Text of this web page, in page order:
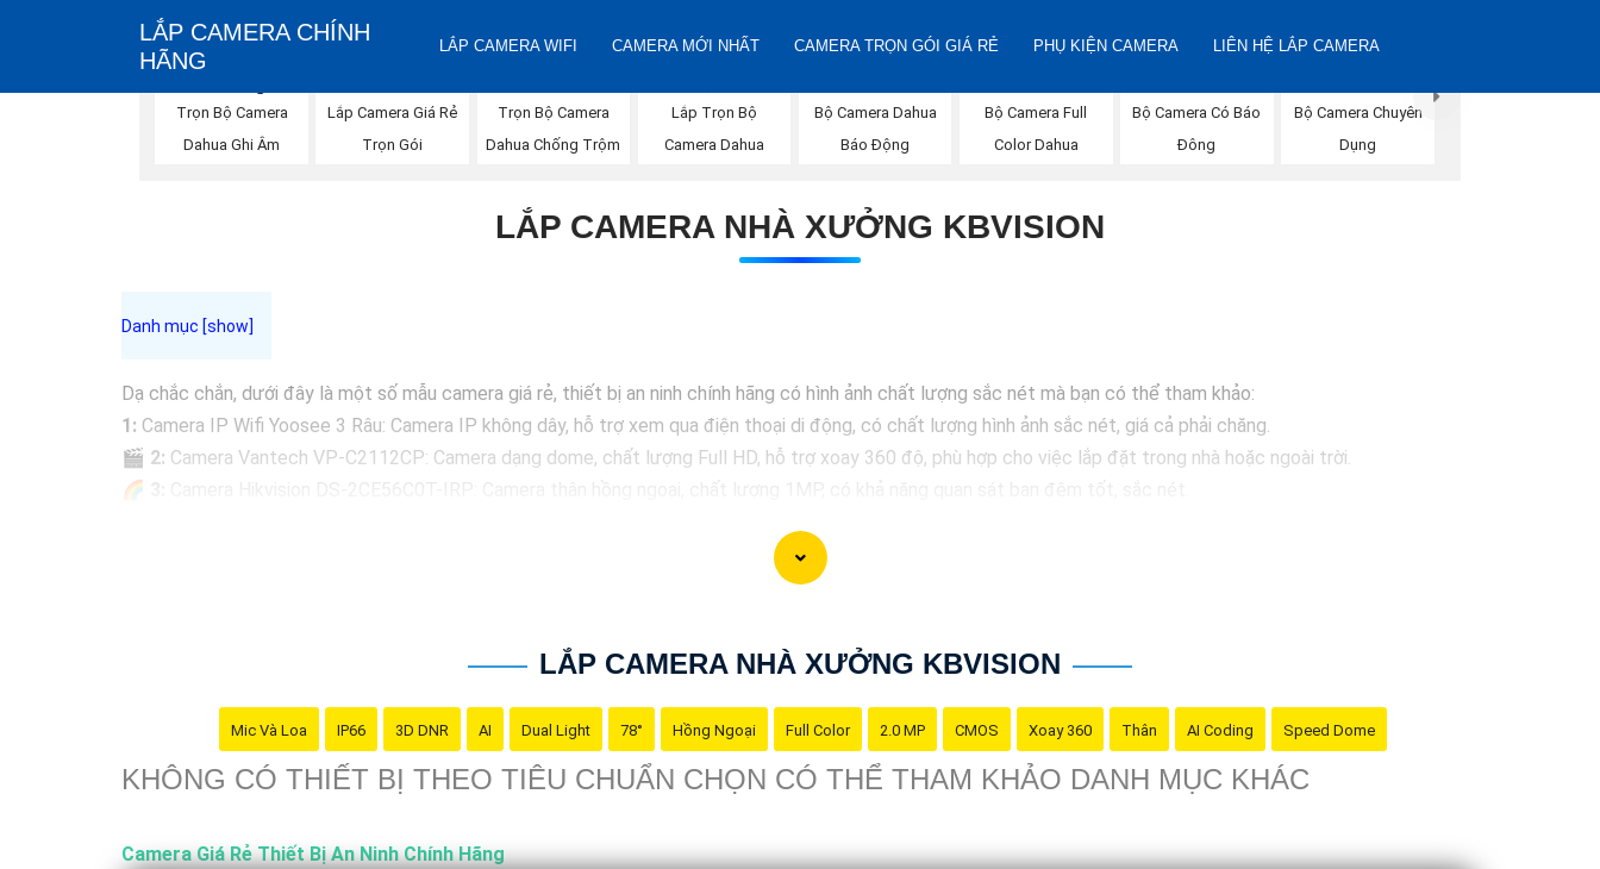
LẮP CAMERA CHÍNH
HÃNG
LẮP CAMERA WIFI CAMERA MỚI NHẤT CAMERA TRỌN GÓI GIÁ RẺ PHỤ KIỆN CAMERA LIÊN HỆ LẮP CAMERA
Trọn Bộ Camera
Dahua Ghi Âm
Lắp Camera Giá Rẻ
Trọn Gói
Trọn Bộ Camera
Dahua Chống Trộm
Lắp Trọn Bộ
Camera Dahua
Bộ Camera Dahua
Báo Động
Bộ Camera Full
Color Dahua
Bộ Camera Có Báo
Đông
Bộ Camera Chuyên
Dụng
LẮP CAMERA NHÀ XƯỞNG KBVISION
Dạ chắc chắn, dưới đây là một số mẫu camera giá rẻ, thiết bị an ninh chính hãng có hình ảnh chất lượng sắc nét mà bạn có thể tham khảo:
1: Camera IP Wifi Yoosee 3 Râu: Camera IP không dây, hỗ trợ xem qua điện thoại di động, có chất lượng hình ảnh sắc nét, giá cả phải chăng.
🎬 2: Camera Vantech VP-C2112CP: Camera dạng dome, chất lượng Full HD, hỗ trợ xoay 360 độ, phù hợp cho việc lắp đặt trong nhà hoặc ngoài trời.
🌈
Nhớ kiểm tra kỹ thông số kỹ thuật cũng như nguồn gốc xuất xứ của sản phẩm trước khi mua nhé để
LẮP CAMERA NHÀ XƯỞNG KBVISION
Mic Và Loa IP66 3D DNR AI Dual Light 78° Hồng Ngoại Full Color 2.0 MP CMOS Xoay 360 Thân AI Coding Speed Dome
KHÔNG CÓ THIẾT BỊ THEO TIÊU CHUẨN CHỌN CÓ THỂ THAM KHẢO DANH MỤC KHÁC
Camera Giá Rẻ Thiết Bị An Ninh Chính Hãng